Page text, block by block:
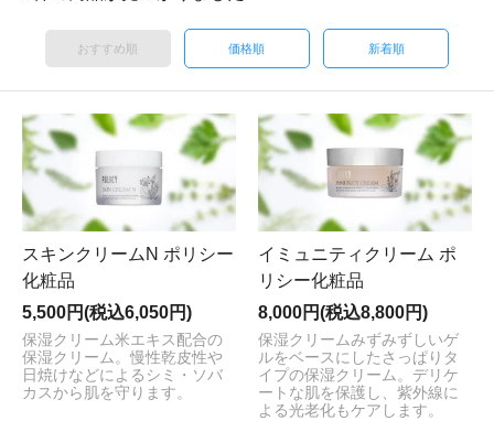
おすすめ順 価格順 新着順
スキンクリームN ポリシー
化粧品
5,500円(税込6,050円)
保湿クリーム米エキス配合の
保湿クリーム。慢性乾皮性や
日焼けなどによるシミ・ソバ
カスから肌を守ります。
イミュニティクリーム ポ
リシー化粧品
8,000円(税込8,800円)
保湿クリームみずみずしいゲ
ルをベースにしたさっぱりタ
イプの保湿クリーム。デリケ
ートな肌を保護し、紫外線に
よる光老化もケアします。